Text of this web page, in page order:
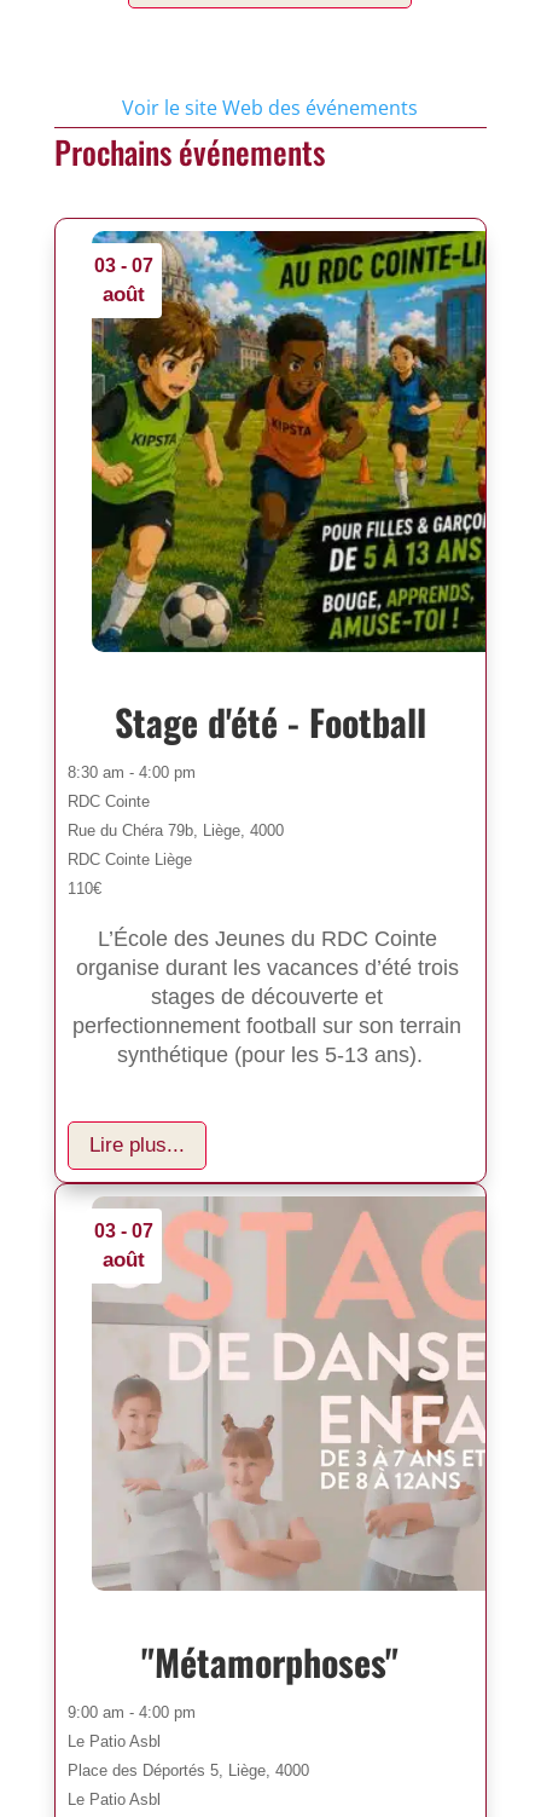
Voir le site Web des événements
Prochains événements
03 - 07
août
Stage d'été - Football
8:30 am - 4:00 pm
RDC Cointe
Rue du Chéra 79b, Liège, 4000
RDC Cointe Liège
110€
L’École des Jeunes du RDC Cointe
organise durant les vacances d’été trois
stages de découverte et
perfectionnement football sur son terrain
synthétique (pour les 5-13 ans).
Lire plus...
03 - 07
août
"Métamorphoses"
9:00 am - 4:00 pm
Le Patio Asbl
Place des Déportés 5, Liège, 4000
Le Patio Asbl